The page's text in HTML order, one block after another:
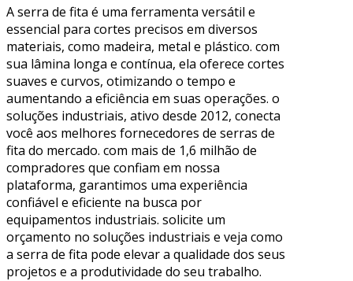
A serra de fita é uma ferramenta versátil e
essencial para cortes precisos em diversos
materiais, como madeira, metal e plástico. com
sua lâmina longa e contínua, ela oferece cortes
suaves e curvos, otimizando o tempo e
aumentando a eficiência em suas operações. o
soluções industriais, ativo desde 2012, conecta
você aos melhores fornecedores de serras de
fita do mercado. com mais de 1,6 milhão de
compradores que confiam em nossa
plataforma, garantimos uma experiência
confiável e eficiente na busca por
equipamentos industriais. solicite um
orçamento no soluções industriais e veja como
a serra de fita pode elevar a qualidade dos seus
projetos e a produtividade do seu trabalho.